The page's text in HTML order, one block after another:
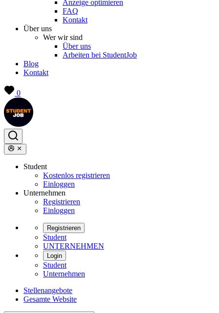
Anzeige optimieren
FAQ
Kontakt
Über uns
Wer wir sind
Über uns
Arbeiten bei StudentJob
Blog
Kontakt
0
Student
Kostenlos registrieren
Einloggen
Unternehmen
Registrieren
Einloggen
Registrieren
Student
UNTERNEHMEN
Login
Student
Unternehmen
Stellenangebote
Gesamte Website